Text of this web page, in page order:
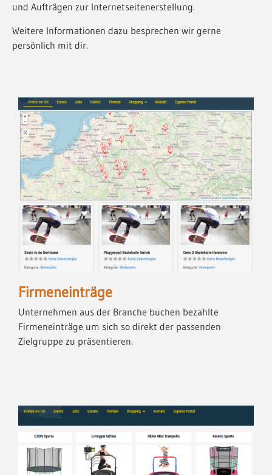
und Aufträgen zur Internetseitenerstellung.
Weitere Informationen dazu besprechen wir gerne
persönlich mit dir.
Firmeneinträge
Unternehmen aus der Branche buchen bezahlte
Firmeneinträge um sich so direkt der passenden
Zielgruppe zu präsentieren.